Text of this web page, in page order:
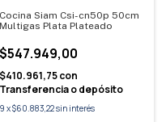
Cocina Siam Csi-cn50p 50cm
Multigas Plata Plateado
$547.949,00
$410.961,75con
Transferencia o depósito
9 x$60.883,22sin interés